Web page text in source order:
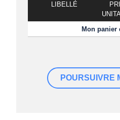
LIBELLÉ
Mon panier